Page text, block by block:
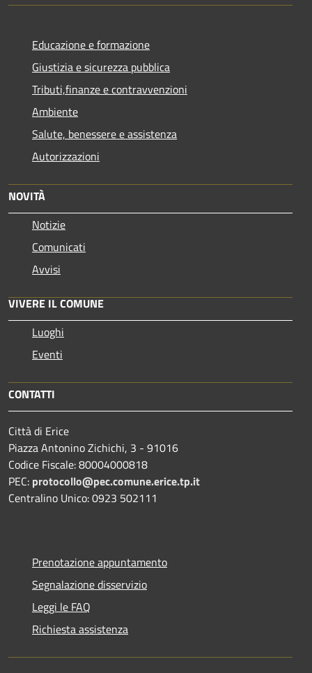
Educazione e formazione
Giustizia e sicurezza pubblica
Tributi,finanze e contravvenzioni
Ambiente
Salute, benessere e assistenza
Autorizzazioni
NOVITÀ
Notizie
Comunicati
Avvisi
VIVERE IL COMUNE
Luoghi
Eventi
CONTATTI
Città di Erice
Piazza Antonino Zichichi, 3 - 91016
Codice Fiscale: 80004000818
PEC: protocollo@pec.comune.erice.tp.it
Centralino Unico: 0923 502111
Prenotazione appuntamento
Segnalazione disservizio
Leggi le FAQ
Richiesta assistenza